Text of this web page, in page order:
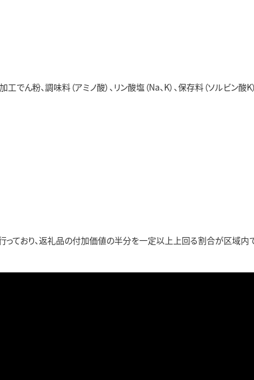
でん粉、調味料（アミノ酸）、リン酸塩（Na、K）、保存料（ソルビン酸K
っており、返礼品の付加価値の半分を一定以上上回る割合が区域